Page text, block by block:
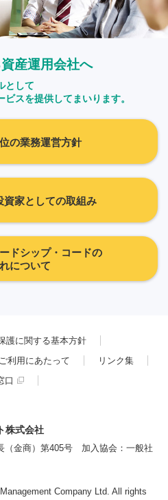
産運用会社へ
として
スを提供してまいります。
の業務運営方針
資家としての取組み
ドシップ・コードの
について
護に関する基本方針
ご利用にあたって
リンク集
口
株式会社
金商）第405号 加入協会：一般社
Company Ltd. All rights